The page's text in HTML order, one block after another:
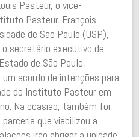
Pasteur, o vice-
Pasteur, François
de São Paulo (USP),
secretário executivo de
de São Paulo,
acordo de intenções para
do Instituto Pasteur em
Na ocasião, também foi
que viabilizou a